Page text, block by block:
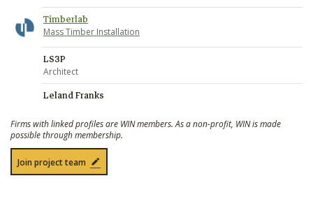
Timberlab
Mass Timber Installation
LS3P
Architect
Leland Franks
Firms with linked profiles are WIN members. As a non-profit, WIN is made
possible through membership.
Join project team